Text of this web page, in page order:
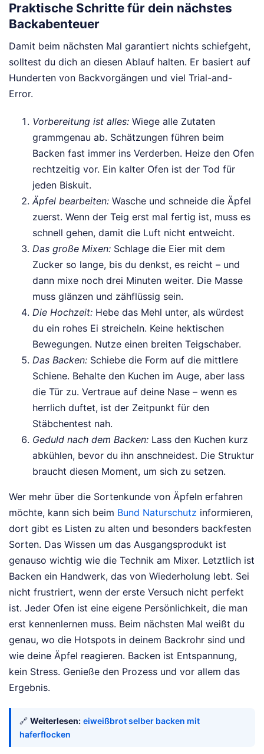
Praktische Schritte für dein nächstes
Backabenteuer
Damit beim nächsten Mal garantiert nichts schiefgeht,
solltest du dich an diesen Ablauf halten. Er basiert auf
Hunderten von Backvorgängen und viel Trial-and-
Error.
Vorbereitung ist alles: Wiege alle Zutaten
grammgenau ab. Schätzungen führen beim
Backen fast immer ins Verderben. Heize den Ofen
rechtzeitig vor. Ein kalter Ofen ist der Tod für
jeden Biskuit.
Äpfel bearbeiten: Wasche und schneide die Äpfel
zuerst. Wenn der Teig erst mal fertig ist, muss es
schnell gehen, damit die Luft nicht entweicht.
Das große Mixen: Schlage die Eier mit dem
Zucker so lange, bis du denkst, es reicht – und
dann mixe noch drei Minuten weiter. Die Masse
muss glänzen und zähflüssig sein.
Die Hochzeit: Hebe das Mehl unter, als würdest
du ein rohes Ei streicheln. Keine hektischen
Bewegungen. Nutze einen breiten Teigschaber.
Das Backen: Schiebe die Form auf die mittlere
Schiene. Behalte den Kuchen im Auge, aber lass
die Tür zu. Vertraue auf deine Nase – wenn es
herrlich duftet, ist der Zeitpunkt für den
Stäbchentest nah.
Geduld nach dem Backen: Lass den Kuchen kurz
abkühlen, bevor du ihn anschneidest. Die Struktur
braucht diesen Moment, um sich zu setzen.
Wer mehr über die Sortenkunde von Äpfeln erfahren
möchte, kann sich beim Bund Naturschutz informieren,
dort gibt es Listen zu alten und besonders backfesten
Sorten. Das Wissen um das Ausgangsprodukt ist
genauso wichtig wie die Technik am Mixer. Letztlich ist
Backen ein Handwerk, das von Wiederholung lebt. Sei
nicht frustriert, wenn der erste Versuch nicht perfekt
ist. Jeder Ofen ist eine eigene Persönlichkeit, die man
erst kennenlernen muss. Beim nächsten Mal weißt du
genau, wo die Hotspots in deinem Backrohr sind und
wie deine Äpfel reagieren. Backen ist Entspannung,
kein Stress. Genieße den Prozess und vor allem das
Ergebnis.
🔗 Weiterlesen: eiweißbrot selber backen mit
haferflocken